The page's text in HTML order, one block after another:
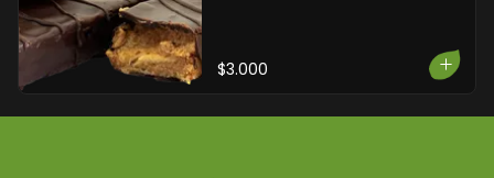
$3.000